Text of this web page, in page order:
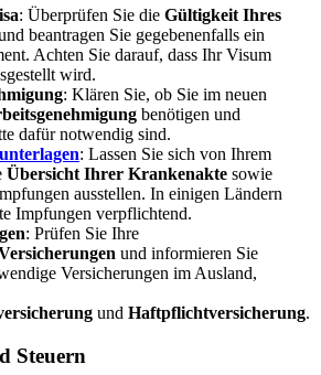
: Überprüfen Sie die Gültigkeit Ihres
beantragen Sie gegebenenfalls ein
Achten Sie darauf, dass Ihr Visum
wird.
: Klären Sie, ob Sie im neuen
benötigen und
dafür notwendig sind.
: Lassen Sie sich von Ihrem
Übersicht Ihrer Krankenakte sowie
ausstellen. In einigen Ländern
Impfungen verpflichtend.
: Prüfen Sie Ihre
und informieren Sie
Versicherungen im Ausland,
und Haftpflichtversicherung.
Steuern